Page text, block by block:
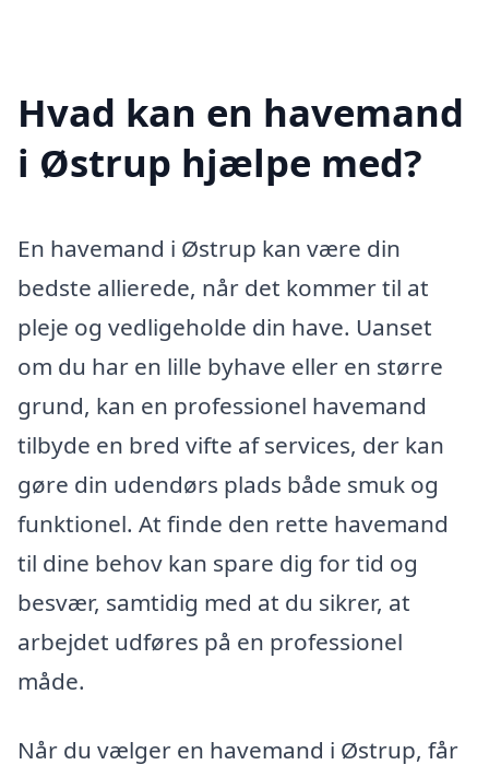
Hvad kan en havemand
i Østrup hjælpe med?
En havemand i Østrup kan være din
bedste allierede, når det kommer til at
pleje og vedligeholde din have. Uanset
om du har en lille byhave eller en større
grund, kan en professionel havemand
tilbyde en bred vifte af services, der kan
gøre din udendørs plads både smuk og
funktionel. At finde den rette havemand
til dine behov kan spare dig for tid og
besvær, samtidig med at du sikrer, at
arbejdet udføres på en professionel
måde.
Når du vælger en havemand i Østrup, får